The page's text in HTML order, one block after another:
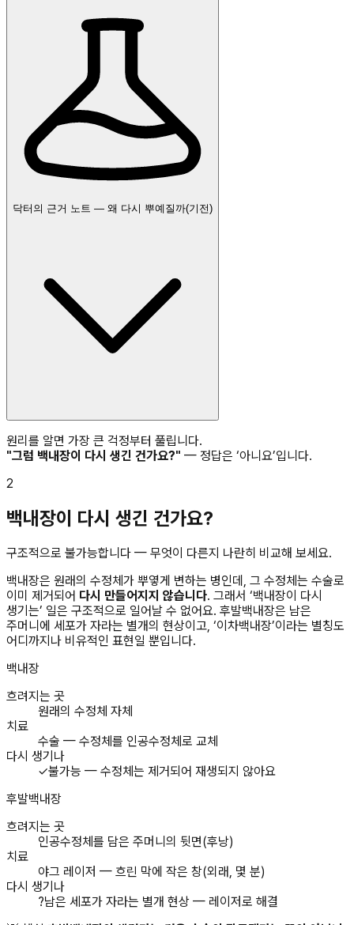
닥터의 근거 노트 — 왜 다시 뿌예질까(기전)
원리를 알면 가장 큰 걱정부터 풀립니다.
"그럼 백내장이 다시 생긴 건가요?" — 정답은 ‘아니요’입니다.
2
백내장이 다시 생긴 건가요?
구조적으로 불가능합니다 — 무엇이 다른지 나란히 비교해 보세요.
백내장은 원래의 수정체가 뿌옇게 변하는 병인데, 그 수정체는 수술로
이미 제거되어 다시 만들어지지 않습니다. 그래서 ‘백내장이 다시
생기는’ 일은 구조적으로 일어날 수 없어요. 후발백내장은 남은
주머니에 세포가 자라는 별개의 현상이고, ‘이차백내장’이라는 별칭도
어디까지나 비유적인 표현일 뿐입니다.
백내장
흐려지는 곳
원래의 수정체 자체
치료
수술 — 수정체를 인공수정체로 교체
다시 생기나
✓불가능 — 수정체는 제거되어 재생되지 않아요
후발백내장
흐려지는 곳
인공수정체를 담은 주머니의 뒷면(후낭)
치료
야그 레이저 — 흐린 막에 작은 창(외래, 몇 분)
다시 생기나
?남은 세포가 자라는 별개 현상 — 레이저로 해결